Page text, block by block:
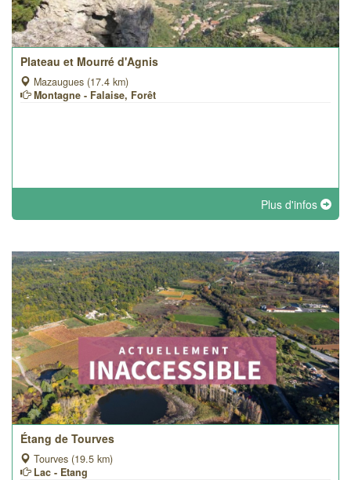
Plateau et Mourré d'Agnis
Mazaugues (17.4 km)
Montagne - Falaise, Forêt
Plus d'infos
Étang de Tourves
Tourves (19.5 km)
Lac - Etang